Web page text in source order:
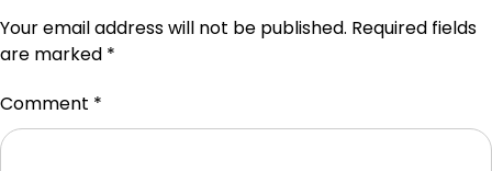
Your email address will not be published. Required fields
are marked *
Comment *